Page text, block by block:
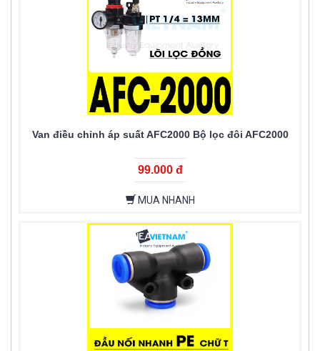
Van điều chỉnh áp suất AFC2000 Bộ lọc đôi AFC2000
99.000 đ
MUA NHANH